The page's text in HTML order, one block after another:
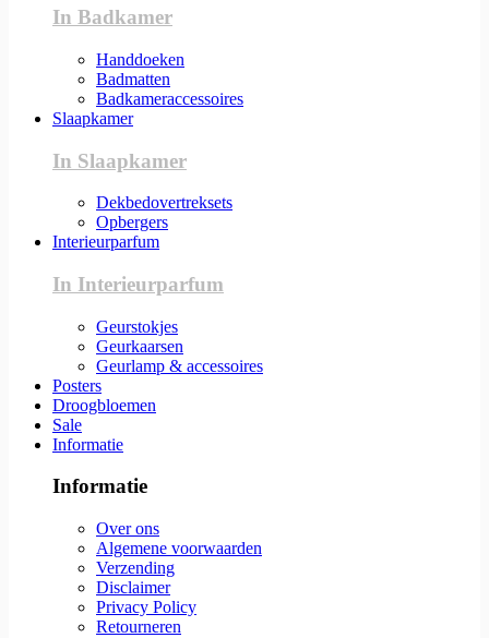
In Badkamer
Handdoeken
Badmatten
Badkameraccessoires
Slaapkamer
In Slaapkamer
Dekbedovertreksets
Opbergers
Interieurparfum
In Interieurparfum
Geurstokjes
Geurkaarsen
Geurlamp & accessoires
Posters
Droogbloemen
Sale
Informatie
Informatie
Over ons
Algemene voorwaarden
Verzending
Disclaimer
Privacy Policy
Retourneren